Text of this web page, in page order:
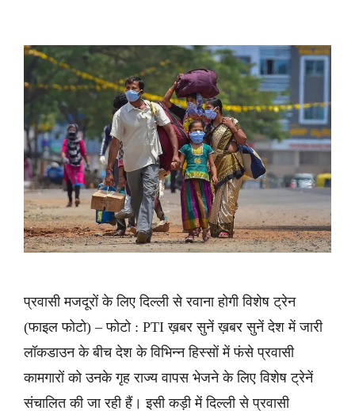
प्रवासी मजदूरों के लिए दिल्ली से रवाना होगी विशेष ट्रेन
(फाइल फोटो) – फोटो : PTI ख़बर सुनें ख़बर सुनें देश में जारी
लॉकडाउन के बीच देश के विभिन्न हिस्सों में फंसे प्रवासी
कामगारों को उनके गृह राज्य वापस भेजने के लिए विशेष ट्रेनें
संचालित की जा रही हैं। इसी कड़ी में दिल्ली से प्रवासी